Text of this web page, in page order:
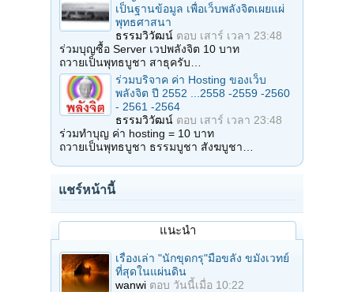
เป็นฐานข้อมูล เพื่อเว็บพลังจิตเผยแผ่
พุทธศาสนา
ธรรมวิวัฒน์ ตอบ เสาร์ เวลา 23:48
ร่วมบุญซื้อ Server เวปพลังจิต 10 บาท
ถวายเป็นพุทธบูชา สาธุครับ…
ร่วมบริจาค ค่า Hosting ของเว็บ
พลังจิต ปี 2552 ...2558 -2559 -2560
- 2561 -2564
ธรรมวิวัฒน์ ตอบ เสาร์ เวลา 23:48
ร่วมทำบุญ ค่า hosting = 10 บาท
ถวายเป็นพุทธบูชา ธรรมบูชา สังฆบูชา…
แชร์หน้านี้
แนะนำ
เรื่องเล่า "นักขุดกรุ"มือขลัง ขมังเวทย์
ที่สุดในแผ่นดิน
wanwi ตอบ วันนี้เมื่อ 10:22